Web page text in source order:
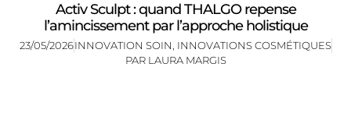
Activ Sculpt : quand THALGO repense
l’amincissement par l’approche holistique
23/05/2026INNOVATION SOIN INNOVATIONS COSMÉTIQUES
PAR LAURA MARGIS